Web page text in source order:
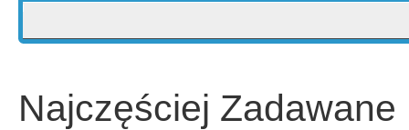
Najczęściej Zadawane